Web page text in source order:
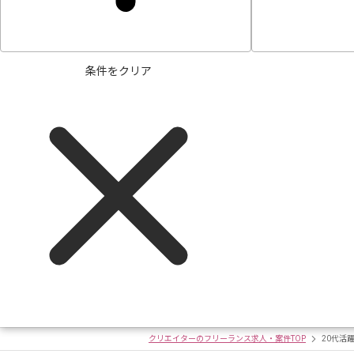
条件をクリア
クリエイターのフリーランス求人・案件TOP 20代活